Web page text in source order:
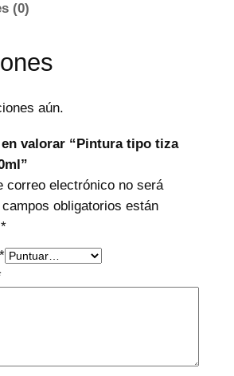
(0)
aún.
valorar “Pintura tipo tiza
correo electrónico no será
campos obligatorios están
*
*